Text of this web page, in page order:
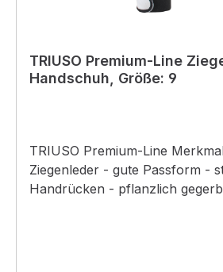
TRIUSO Premium-Line
Handschuh, Größe: 9
TRIUSO Premium-Line
Ziegenleder - gute Passform -
Handrücken - pflanzlich